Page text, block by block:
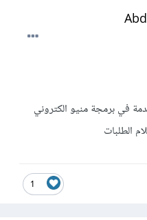
في برمجة منيو الكتروني
الطلبات
1